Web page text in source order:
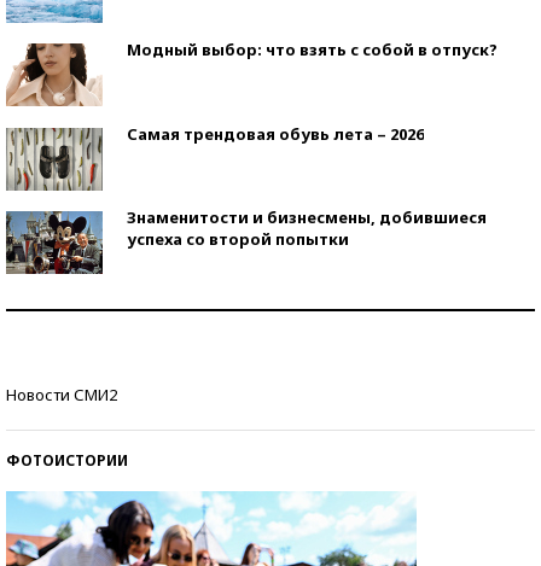
Модный выбор: что взять с собой в отпуск?
Самая трендовая обувь лета – 2026
Знаменитости и бизнесмены, добившиеся
успеха со второй попытки
Новости СМИ2
ФОТОИСТОРИИ